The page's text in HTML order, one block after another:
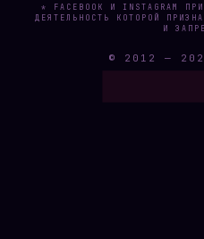
* FACEBOOK И INSTAGRAM
ДЕЯТЕЛЬНОСТЬ КОТОРОЙ
И
© 2012 —